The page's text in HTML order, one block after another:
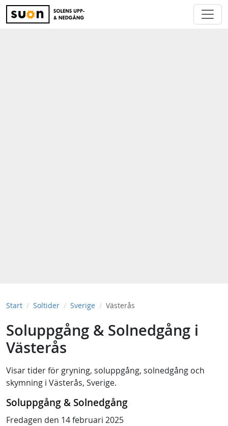
Start Soltider Sverige Västerås
Soluppgång & Solnedgång i
Västerås
Visar tider för gryning, soluppgång, solnedgång och
skymning i Västerås, Sverige.
Soluppgång & Solnedgång
Fredagen den 14 februari 2025